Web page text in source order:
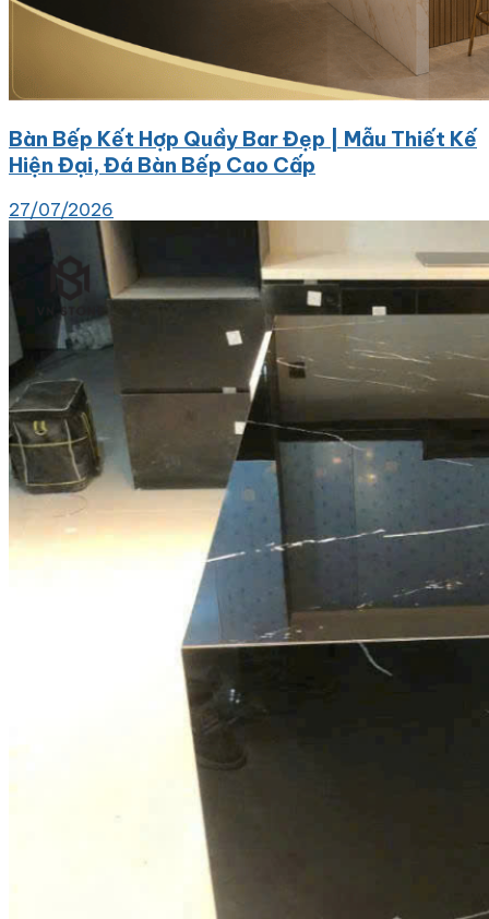
Bàn Bếp Kết Hợp Quầy Bar Đẹp | Mẫu Thiết Kế
Hiện Đại, Đá Bàn Bếp Cao Cấp
27/07/2026